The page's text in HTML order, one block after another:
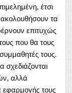
έτσι
τα
επιτυχώς
που θα τους
τους.
σχεδιάζονται
αλλά
εφαρμογής τους